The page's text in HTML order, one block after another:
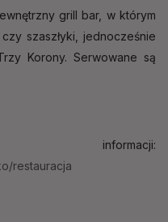
grill bar, w którym
szaszłyki, jednocześnie
Korony. Serwowane są
restauracja